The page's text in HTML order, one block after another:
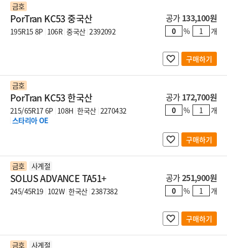
금호
PorTran KC53 중국산
195R15 8P 106R 중국산 2392092
공가133,100원
% 개
구매하기
금호
PorTran KC53 한국산
215/65R17 6P 108H 한국산 2270432
스타리아 OE
공가172,700원
% 개
구매하기
금호 사계절
SOLUS ADVANCE TA51+
245/45R19 102W 한국산 2387382
공가251,900원
% 개
구매하기
금호 사계절